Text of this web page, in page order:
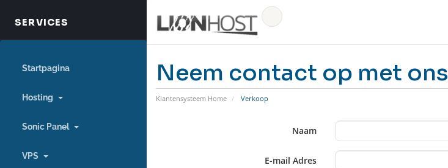
Startpagina
Hosting
Sonic Panel
VPS
Neem contact op met ons
Klantensysteem Home Verkoop
Naam
E-mail Adres